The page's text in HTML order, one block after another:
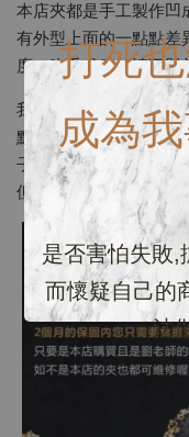
打死
成為
是否害怕失敗,
而懷疑自己的
法
本店夾都是手工製作凹
有外型上面的一點點差
度。吹毛求疵的請下單
我們所有夾都是手工的
點點的“長相”差異。但
子的老客人就不要介意
但是我們家夾密合度絕